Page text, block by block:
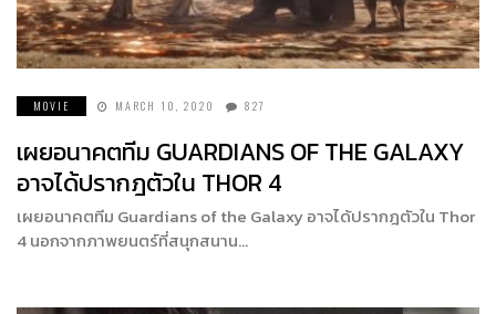
MOVIE MARCH 10, 2020 827
เผยอนาคตทีม GUARDIANS OF THE GALAXY
อาจได้ปรากฎตัวใน THOR 4
เผยอนาคตทีม Guardians of the Galaxy อาจได้ปรากฎตัวใน Thor
4 นอกจากภาพยนตร์ที่สนุกสนาน…